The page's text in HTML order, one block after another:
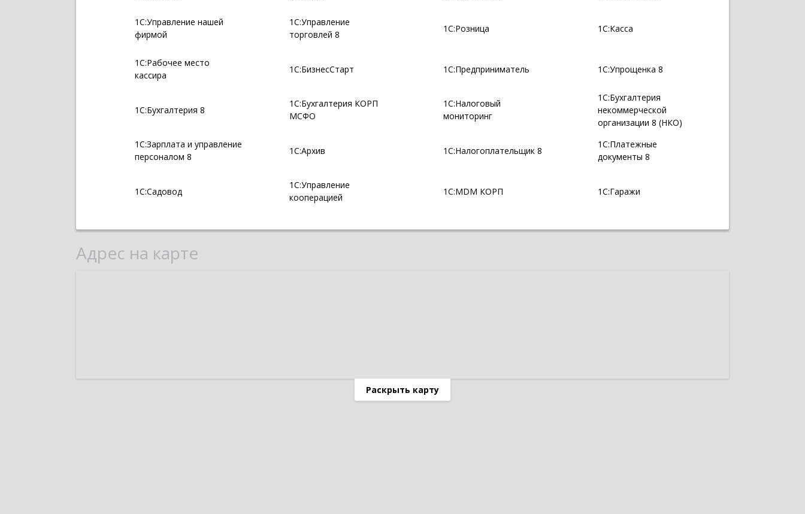
1С:Управление нашей
фирмой
1С:Управление
торговлей 8
1С:Розница 1С:Касса
1С:Рабочее место
кассира
1С:БизнесСтарт 1С:Предприниматель 1С:Упрощенка 8
1С:Бухгалтерия 8
1С:Бухгалтерия КОРП
МСФО
1С:Налоговый
мониторинг
1С:Бухгалтерия
некоммерческой
организации 8 (НКО)
1С:Зарплата и управление
персоналом 8
1С:Архив 1С:Налогоплательщик 8
1С:Платежные
документы 8
1С:Садовод
1С:Управление
кооперацией
1С:MDM КОРП 1С:Гаражи
Адрес на карте
Раскрыть карту